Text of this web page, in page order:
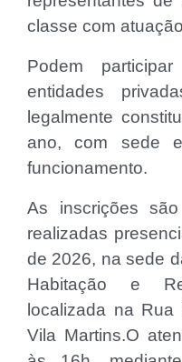
classe com
Podem
entidades
legalmente
ano, com sede
funcionamento.
As inscrições
realizadas
de 2026, na sede
Habitação e
localizada na Rua
Vila Martins.O